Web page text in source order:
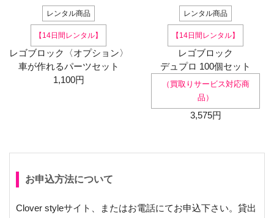
レンタル商品
【14日間レンタル】
レゴブロック〈オプション〉
車が作れるパーツセット
1,100円
レンタル商品
【14日間レンタル】
レゴブロック
デュプロ 100個セット
（買取りサービス対応商
品）
3,575円
お申込方法について
Clover styleサイト、またはお電話にてお申込下さい。貸出